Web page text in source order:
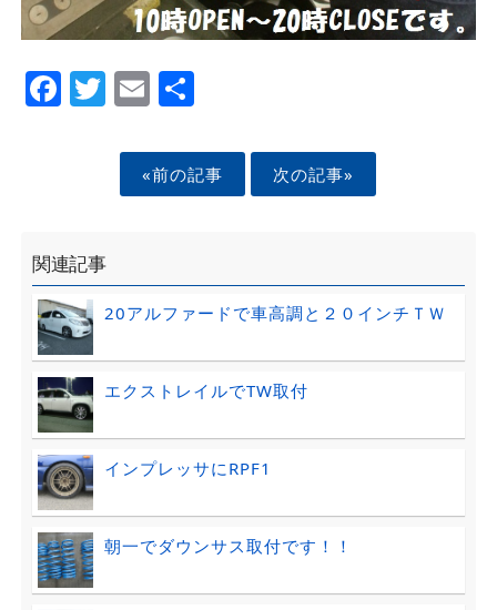
Facebook
Twitter
EmailShare
«前の記事 次の記事»
関連記事
20アルファードで車高調と２０インチＴＷ
エクストレイルでTW取付
インプレッサにRPF1
朝一でダウンサス取付です！！